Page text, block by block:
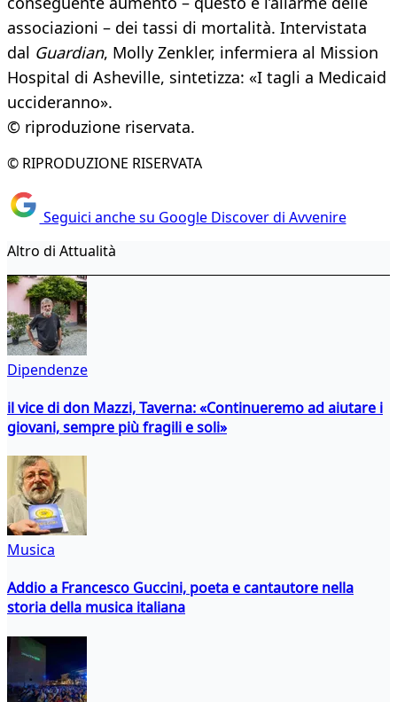
associazioni – dei tassi di mortalità. Intervistata
dal Guardian, Molly Zenkler, infermiera al Mission
Hospital di Asheville, sintetizza: «I tagli a Medicaid
uccideranno».
© riproduzione riservata.
© RIPRODUZIONE RISERVATA
Seguici anche su Google Discover di Avvenire
Altro di Attualità
Dipendenze
il vice di don Mazzi, Taverna: «Continueremo ad aiutare i
giovani, sempre più fragili e soli»
Musica
Addio a Francesco Guccini, poeta e cantautore nella
storia della musica italiana